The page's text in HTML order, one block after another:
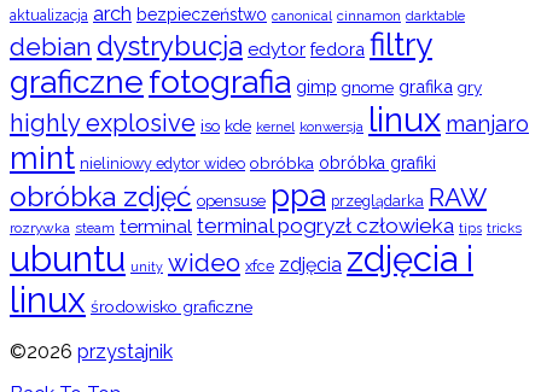
aktualizacja arch bezpieczeństwo canonical cinnamon darktable
debian dystrybucja edytor fedora filtry
graficznefotografia gimp gnome grafika gry
highly explosive iso kde kernel konwersja linux manjaro
mint nieliniowy edytor wideo obróbka obróbka grafiki
obróbka zdjęć opensuse ppa przeglądarka RAW
rozrywka steam terminal terminal pogryzł człowieka tips tricks
ubuntu unity wideo xfce zdjęcia zdjęcia i
linux środowisko graficzne
©2026 przystajnik